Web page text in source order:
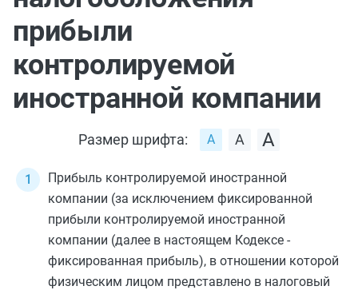
прибыли
контролируемой
иностранной компании
Размер шрифта:
Прибыль контролируемой иностранной
компании (за исключением фиксированной
прибыли контролируемой иностранной
компании (далее в настоящем Кодексе -
фиксированная прибыль), в отношении которой
физическим лицом представлено в налоговый